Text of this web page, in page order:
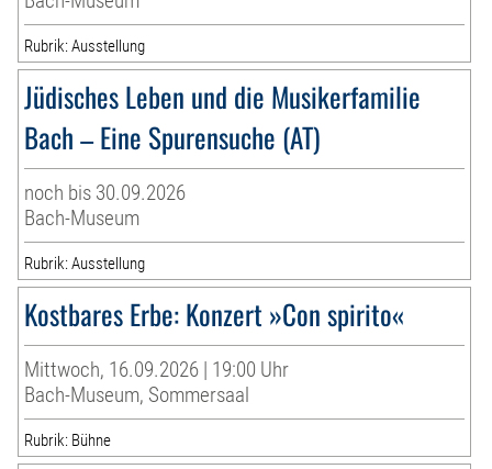
Rubrik: Ausstellung
Jüdisches Leben und die Musikerfamilie
Bach – Eine Spurensuche (AT)
noch bis 30.09.2026
Bach-Museum
Rubrik: Ausstellung
Kostbares Erbe: Konzert »Con spirito«
Mittwoch, 16.09.2026 | 19:00 Uhr
Bach-Museum, Sommersaal
Rubrik: Bühne